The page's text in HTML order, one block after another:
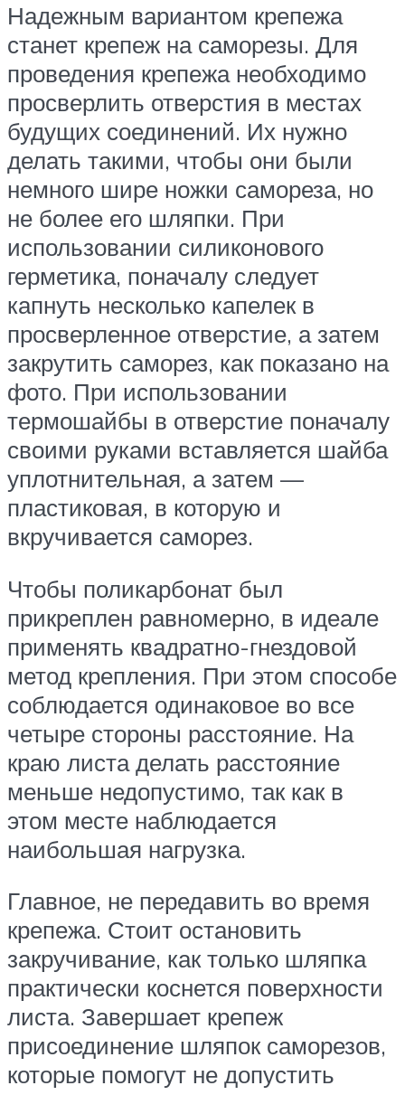
Надежным вариантом крепежа
станет крепеж на саморезы. Для
проведения крепежа необходимо
просверлить отверстия в местах
будущих соединений. Их нужно
делать такими, чтобы они были
немного шире ножки самореза, но
не более его шляпки. При
использовании силиконового
герметика, поначалу следует
капнуть несколько капелек в
просверленное отверстие, а затем
закрутить саморез, как показано на
фото. При использовании
термошайбы в отверстие поначалу
своими руками вставляется шайба
уплотнительная, а затем —
пластиковая, в которую и
вкручивается саморез.
Чтобы поликарбонат был
прикреплен равномерно, в идеале
применять квадратно-гнездовой
метод крепления. При этом способе
соблюдается одинаковое во все
четыре стороны расстояние. На
краю листа делать расстояние
меньше недопустимо, так как в
этом месте наблюдается
наибольшая нагрузка.
Главное, не передавить во время
крепежа. Стоит остановить
закручивание, как только шляпка
практически коснется поверхности
листа. Завершает крепеж
присоединение шляпок саморезов,
которые помогут не допустить